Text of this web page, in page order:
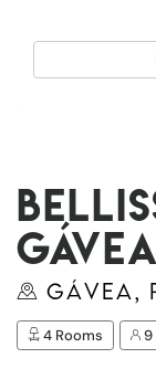
Gávea,
4 Rooms 9